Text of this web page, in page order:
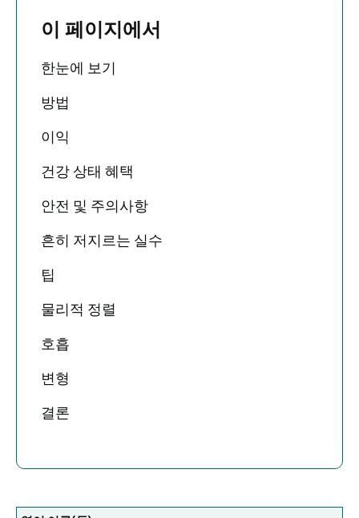
이 페이지에서
한눈에 보기
방법
이익
건강 상태 혜택
안전 및 주의사항
흔히 저지르는 실수
팁
물리적 정렬
호흡
변형
결론